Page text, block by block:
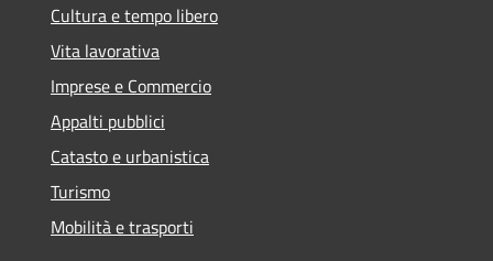
Cultura e tempo libero
Vita lavorativa
Imprese e Commercio
Appalti pubblici
Catasto e urbanistica
Turismo
Mobilità e trasporti